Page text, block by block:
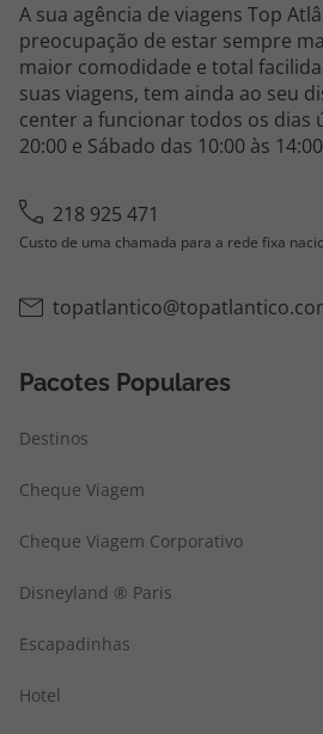
A sua agência de viagens Top
preocupação de estar sempre
maior comodidade e total
suas viagens, tem ainda ao seu
center a funcionar todos os dias
20:00 e Sábado das 10:00 às
218 925 471
Custo de uma chamada para a rede fixa
Pacotes Populares
Destinos
Cheque Viagem
Cheque Viagem Corporativo
Disneyland ® Paris
Escapadinhas
Hotel